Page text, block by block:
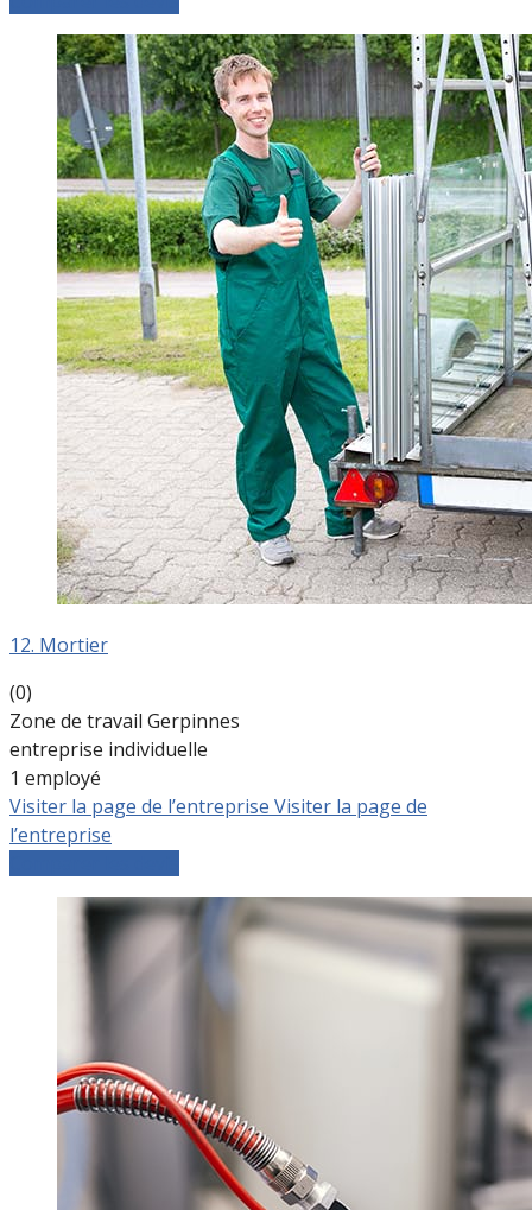
12. Mortier
(0)
Zone de travail Gerpinnes
entreprise individuelle
1 employé
Visiter la page de l’entreprise Visiter la page de
l’entreprise